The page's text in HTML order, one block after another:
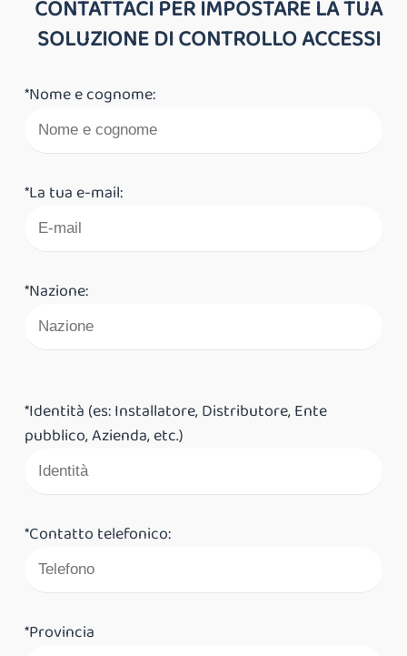
CONTATTACI PER IMPOSTARE LA TUA
SOLUZIONE DI CONTROLLO ACCESSI
*Nome e cognome:
*La tua e-mail:
*Nazione:
*Identità (es: Installatore, Distributore, Ente
pubblico, Azienda, etc.)
*Contatto telefonico:
*Provincia